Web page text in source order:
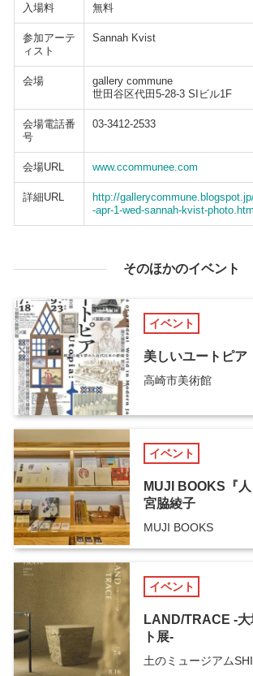
入場料 無料
参加アーテ
ィスト
Sannah Kvist
会場
gallery commune
世田谷区代田5-28-3 SIビル1F
会場電話番
号
03-3412-2533
会場URL www.ccommunee.com
詳細URL
http://
-apr-1-wed-sannah-kvist-photo.html
そのほかのイベント
イベント
美しいユートピア
高崎市美術館
イベント
MUJI BOOKS『
宮脇綾子
MUJI BOOKS
イベント
LAND/TRACE -大
ト展-
土のミュージアム